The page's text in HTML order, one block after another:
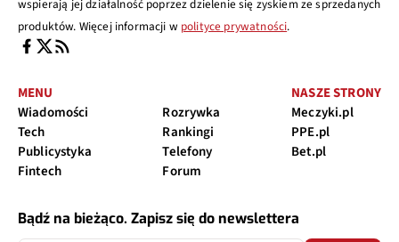
wspierają jej działalność poprzez dzielenie się zyskiem ze sprzedanych
produktów. Więcej informacji w polityce prywatności.
MENU
Wiadomości
Tech
Publicystyka
Fintech
Rozrywka
Rankingi
Telefony
Forum
NASZE STRONY
Meczyki.pl
PPE.pl
Bet.pl
Bądź na bieżąco. Zapisz się do newslettera